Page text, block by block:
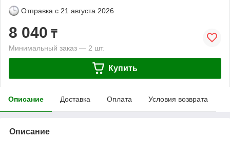
Отправка с 21 августа 2026
8 040 ₸
Минимальный заказ — 2 шт.
Купить
Описание Доставка Оплата Условия возврата
Описание